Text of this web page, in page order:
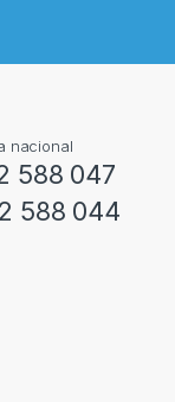
nacional
588 047
588 044